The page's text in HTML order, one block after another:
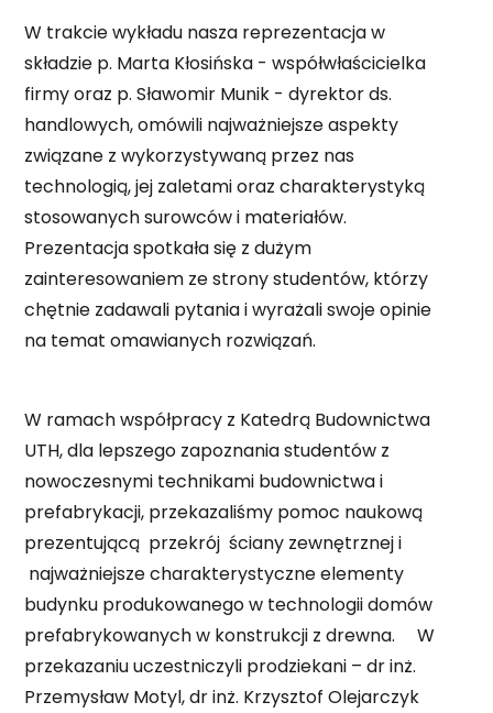
W trakcie wykładu nasza reprezentacja w
składzie p. Marta Kłosińska - współwłaścicielka
firmy oraz p. Sławomir Munik - dyrektor ds.
handlowych, omówili najważniejsze aspekty
związane z wykorzystywaną przez nas
technologią, jej zaletami oraz charakterystyką
stosowanych surowców i materiałów.
Prezentacja spotkała się z dużym
zainteresowaniem ze strony studentów, którzy
chętnie zadawali pytania i wyrażali swoje opinie
na temat omawianych rozwiązań.
W ramach współpracy z Katedrą Budownictwa
UTH, dla lepszego zapoznania studentów z
nowoczesnymi technikami budownictwa i
prefabrykacji, przekazaliśmy pomoc naukową
prezentującą przekrój ściany zewnętrznej i
najważniejsze charakterystyczne elementy
budynku produkowanego w technologii domów
prefabrykowanych w konstrukcji z drewna. W
przekazaniu uczestniczyli prodziekani – dr inż.
Przemysław Motyl, dr inż. Krzysztof Olejarczyk